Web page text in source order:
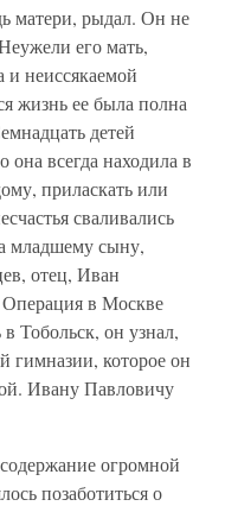
матери, рыдал. Он не
его мать,
и неиссякаемой
жизнь ее была полна
детей
она всегда находила в
приласкать или
сваливались
младшему сыну,
отец, Иван
в Москве
Тобольск, он узнал,
гимназии, которое он
Ивану Павловичу
огромной
позаботиться о